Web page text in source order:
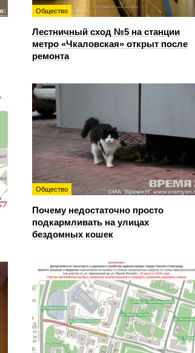
Общество
Лестничный сход №5 на станции
метро «Чкаловская» открыт после
ремонта
Общество
Почему недостаточно просто
подкармливать на улицах
бездомных кошек